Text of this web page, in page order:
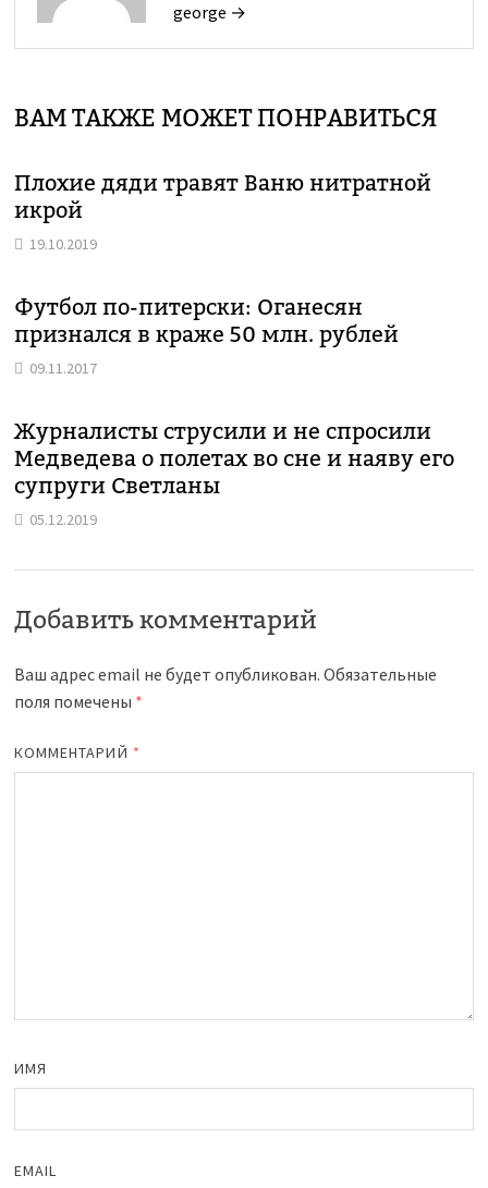
george →
ВАМ ТАКЖЕ МОЖЕТ ПОНРАВИТЬСЯ
Плохие дяди травят Ваню нитратной
икрой
19.10.2019
Футбол по-питерски: Оганесян
признался в краже 50 млн. рублей
09.11.2017
Журналисты струсили и не спросили
Медведева о полетах во сне и наяву его
супруги Светланы
05.12.2019
Добавить комментарий
Ваш адрес email не будет опубликован. Обязательные
поля помечены *
КОММЕНТАРИЙ *
ИМЯ
EMAIL